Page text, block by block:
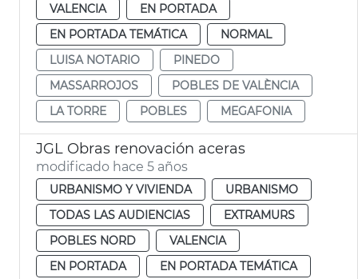
VALENCIA
EN PORTADA
EN PORTADA TEMÁTICA
NORMAL
LUISA NOTARIO
PINEDO
MASSARROJOS
POBLES DE VALÈNCIA
LA TORRE
POBLES MEGAFONIA
JGL Obras renovación aceras
modificado hace 5 años
URBANISMO Y VIVIENDA
URBANISMO
TODAS LAS AUDIENCIAS
EXTRAMURS
POBLES NORD
VALENCIA
EN PORTADA
EN PORTADA TEMÁTICA